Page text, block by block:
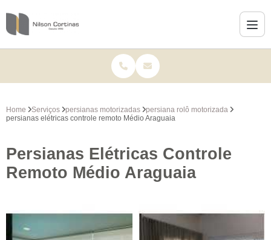
Home Serviços persianas motorizadas
persiana rolô motorizada
persianas elétricas controle remoto Médio Araguaia
Persianas Elétricas Controle
Remoto Médio Araguaia